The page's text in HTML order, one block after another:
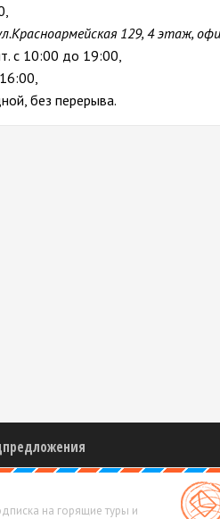
129, 4 этаж,
с 10:00 до 19:00,
без перерыва.
на горящие туры и